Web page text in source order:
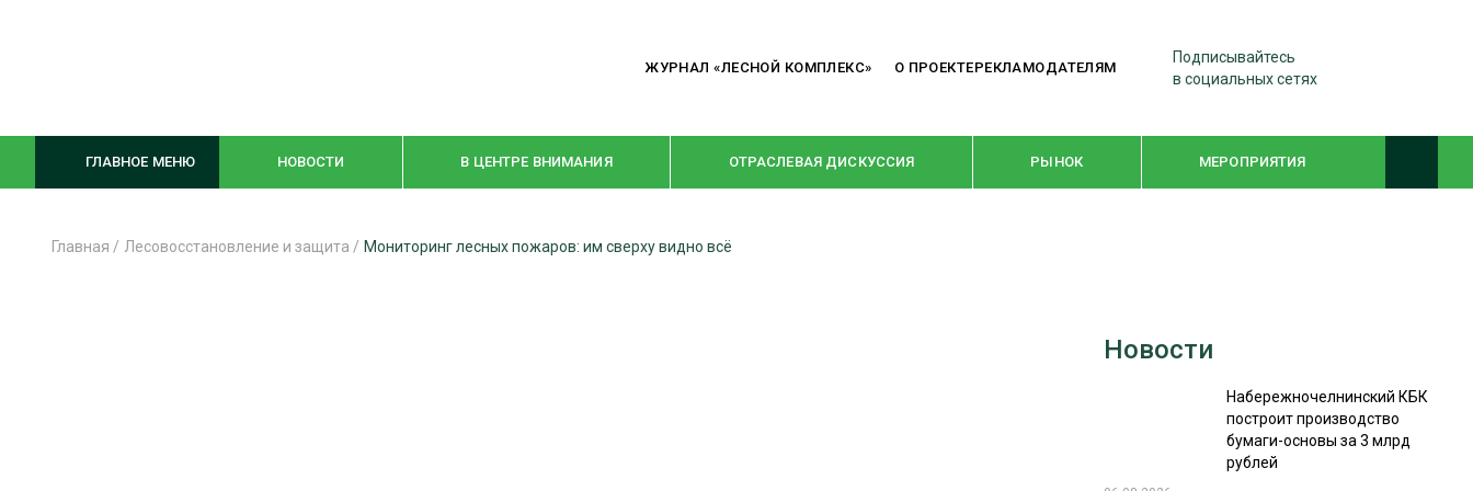
ЖУРНАЛ «ЛЕСНОЙ КОМПЛЕКС» О ПРОЕКТЕРЕКЛАМОДАТЕЛЯМ
Подписывайтесь
в социальных сетях
ГЛАВНОЕ МЕНЮ НОВОСТИ В ЦЕНТРЕ ВНИМАНИЯ ОТРАСЛЕВАЯ ДИСКУССИЯ РЫНОК МЕРОПРИЯТИЯ
WOODEX-2021
СУШКА ДРЕВЕСИНЫ
Главная / Лесовосстановление и защита / Мониторинг лесных пожаров: им сверху видно всё
Новости
Набережночелнинский КБК
построит производство
бумаги-основы за 3 млрд
рублей